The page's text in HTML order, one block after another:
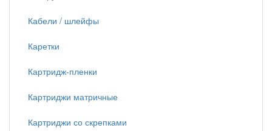
Кабели / шлейфы
Каретки
Картридж-пленки
Картриджи матричные
Картриджи со скрепками